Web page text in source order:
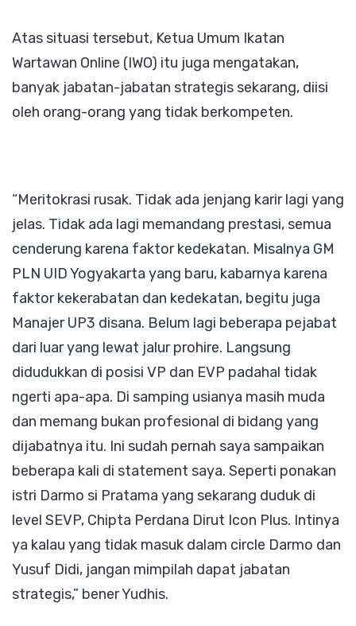
Atas situasi tersebut, Ketua Umum Ikatan
Wartawan Online (IWO) itu juga mengatakan,
banyak jabatan-jabatan strategis sekarang, diisi
oleh orang-orang yang tidak berkompeten.
“Meritokrasi rusak. Tidak ada jenjang karir lagi yang
jelas. Tidak ada lagi memandang prestasi, semua
cenderung karena faktor kedekatan. Misalnya GM
PLN UID Yogyakarta yang baru, kabarnya karena
faktor kekerabatan dan kedekatan, begitu juga
Manajer UP3 disana. Belum lagi beberapa pejabat
dari luar yang lewat jalur prohire. Langsung
didudukkan di posisi VP dan EVP padahal tidak
ngerti apa-apa. Di samping usianya masih muda
dan memang bukan profesional di bidang yang
dijabatnya itu. Ini sudah pernah saya sampaikan
beberapa kali di statement saya. Seperti ponakan
istri Darmo si Pratama yang sekarang duduk di
level SEVP, Chipta Perdana Dirut Icon Plus. Intinya
ya kalau yang tidak masuk dalam circle Darmo dan
Yusuf Didi, jangan mimpilah dapat jabatan
strategis,” bener Yudhis.